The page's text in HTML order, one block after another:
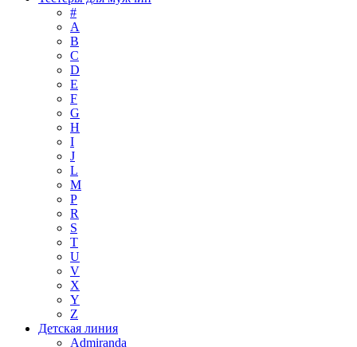
#
A
B
C
D
E
F
G
H
I
J
L
M
P
R
S
T
U
V
X
Y
Z
Детская линия
Admiranda